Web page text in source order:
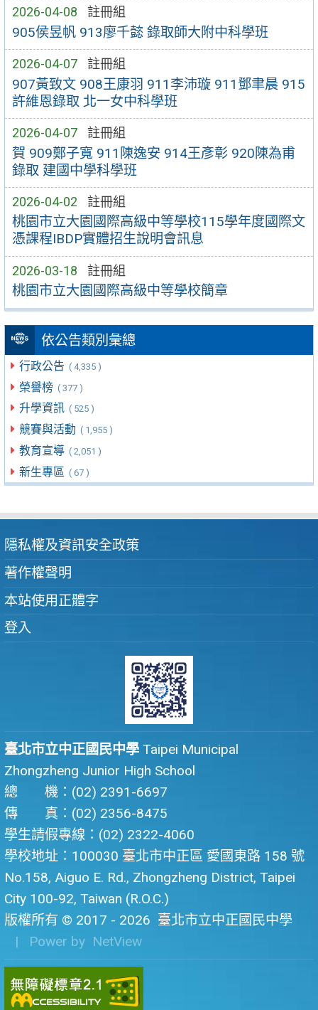
2026-04-08 註冊組
905侯昱帆 913廖千懿 錄取師大附中科學班
2026-04-07 註冊組
907黃致文 908王康羽 911李沛璇 911鄧聿晨 915
許維恩錄取 北一女中科學班
2026-04-07 註冊組
賀 909鄭子寬 911陳逸安 914王彥彰 920陳為甫
錄取 建國中學科學班
2026-04-02 註冊組
桃園市立大園國際高級中等學校115學年度國際文
憑課程IBDP實體招生說明會訊息
2026-03-18 註冊組
桃園市立大園國際高級中等學校簡章
依公告類別彙總
行政公告 ( 4,335 )
榮譽榜 ( 377 )
升學資訊 ( 525 )
競賽與活動 ( 1,955 )
教育宣導 ( 2,051 )
新生專區 ( 67 )
隱私權及資訊安全政策
著作權聲明
本站使用正體字
登入
臺北市立中正國民中學 Taipei Municipal
Zhongzheng Junior High School
總 機：(02) 2391-6697
傳 真：(02) 2356-8475
學生請假專線：(02) 2322-4060
學校地址：100030 臺北市中正區 愛國東路 158 號
No.158, Aiguo E. Rd., Zhongzheng District, Taipei
City 100-92, Taiwan (R.O.C.)
版權所有 © 2017 - 2026 臺北市立中正國民中學
| Power by NetView